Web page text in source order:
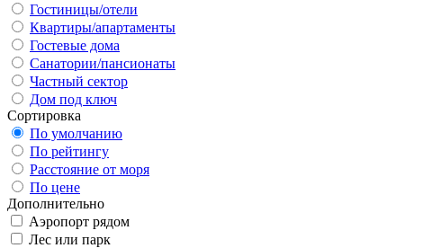
Гостиницы/отели
Квартиры/апартаменты
Гостевые дома
Санатории/пансионаты
Частный сектор
Дом под ключ
Сортировка
По умолчанию
По рейтингу
Расстояние от моря
По цене
Дополнительно
Аэропорт рядом
Лес или парк